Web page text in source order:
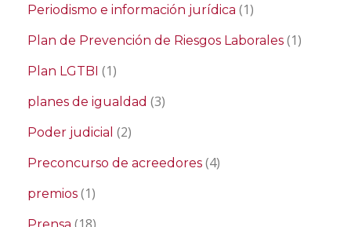
Periodismo e información jurídica (1)
Plan de Prevención de Riesgos Laborales (1)
Plan LGTBI (1)
planes de igualdad (3)
Poder judicial (2)
Preconcurso de acreedores (4)
premios (1)